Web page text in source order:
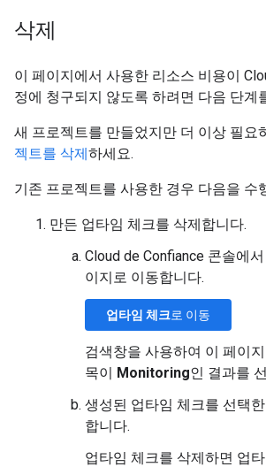
삭제
이 페이지에서 사용한 리소스 비용이
정에 청구되지 않도록 하려면 다음 단계
새 프로젝트를 만들었지만 더 이상 필요
젝트를 삭제하세요.
기존 프로젝트를 사용한 경우 다음을 수
만든 업타임 체크를 삭제합니다.
Cloud de Confiance 콘솔에서
이지로 이동합니다.
업타임 체크로 이동
검색창을 사용하여 이 페이
목이 Monitoring인 결과를
생성된 업타임 체크를 선택
합니다.
업타임 체크를 삭제하면 업